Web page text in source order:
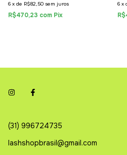
6 x de R$82,50 sem juros
R$470,23 com Pix
6 x
(31) 996724735
lashshopbrasil@gmail.com